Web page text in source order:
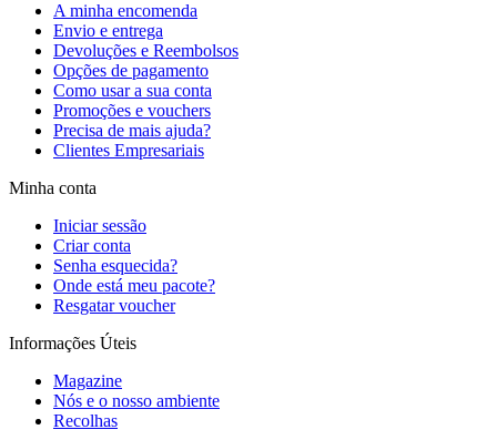
A minha encomenda
Envio e entrega
Devoluções e Reembolsos
Opções de pagamento
Como usar a sua conta
Promoções e vouchers
Precisa de mais ajuda?
Clientes Empresariais
Minha conta
Iniciar sessão
Criar conta
Senha esquecida?
Onde está meu pacote?
Resgatar voucher
Informações Úteis
Magazine
Nós e o nosso ambiente
Recolhas